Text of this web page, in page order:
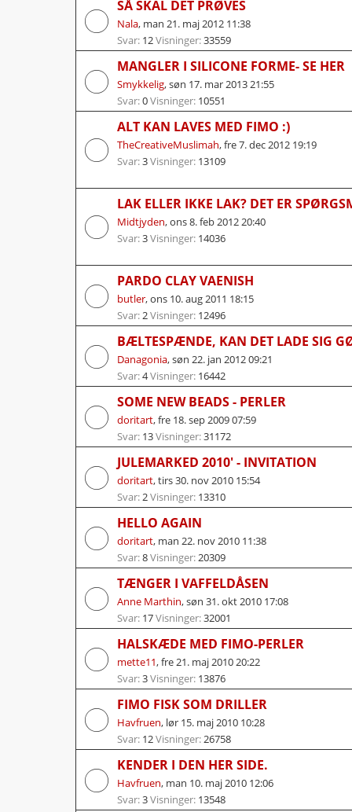
SÅ SKAL DET PRØVES
Nala, man 21. maj 2012 11:38
Svar: 12Visninger:33559
MANGLER I SILICONE FORME- SE HER
Smykkelig,søn 17. mar 2013 21:55
Svar:0Visninger: 10551
ALT KAN LAVES MED FIMO :)
TheCreativeMuslimah,fre 7. dec 2012 19:19
Svar:3Visninger: 13109
LAK ELLER IKKE LAK? DET ER
Midtjyden,ons 8. feb 2012 20:40
Svar:3Visninger: 14036
PARDO CLAY VAENISH
butler,ons 10. aug 2011 18:15
Svar:2Visninger: 12496
BÆLTESPÆNDE, KAN DET LADE SIG
Danagonia,søn 22. jan 2012 09:21
Svar:4Visninger: 16442
SOME NEW BEADS - PERLER
doritart,fre 18. sep 2009 07:59
Svar: 13Visninger:31172
doritart,tirs 30. nov 2010 15:54
Svar:2Visninger: 13310
HELLO AGAIN
doritart, man 22. nov 2010 11:38
Svar:8Visninger:20309
TÆNGER I VAFFELDÅSEN
Anne Marthin,søn 31. okt 2010 17:08
Svar: 17Visninger:32001
HALSKÆDE MED FIMO-PERLER
mette11,fre 21. maj 2010 20:22
Svar:3Visninger: 13876
FIMO FISK SOM DRILLER
Havfruen, lør 15. maj 2010 10:28
Svar: 12Visninger:26758
KENDER I DEN HER SIDE.
Havfruen, man 10. maj 2010 12:06
Svar:3Visninger: 13548